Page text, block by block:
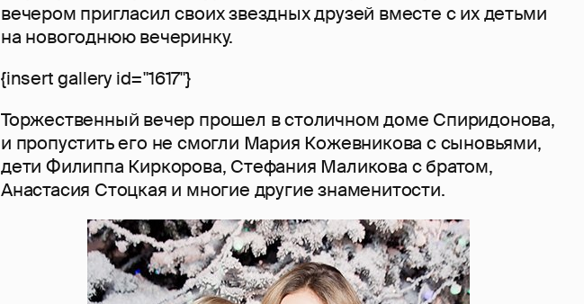
вечером пригласил своих звездных друзей вместе с их детьми
на новогоднюю вечеринку.
{insert gallery id="1617"}
Торжественный вечер прошел в столичном доме Спиридонова,
и пропустить его не смогли Мария Кожевникова с сыновьями,
дети Филиппа Киркорова, Стефания Маликова с братом,
Анастасия Стоцкая и многие другие знаменитости.